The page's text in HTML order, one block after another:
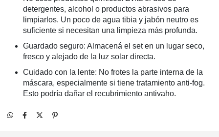
detergentes, alcohol o productos abrasivos para
limpiarlos. Un poco de agua tibia y jabón neutro es
suficiente si necesitan una limpieza más profunda.
Guardado seguro: Almacená el set en un lugar seco,
fresco y alejado de la luz solar directa.
Cuidado con la lente: No frotes la parte interna de la
máscara, especialmente si tiene tratamiento anti-fog.
Esto podría dañar el recubrimiento antivaho.